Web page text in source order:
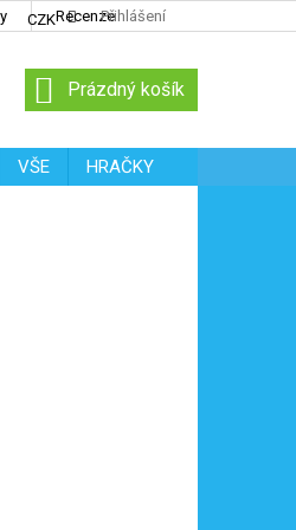
Recenze
CZK Přihlášení
NÁKUPNÍ
KOŠÍK
Prázdný košík
VŠE
HRAČKY